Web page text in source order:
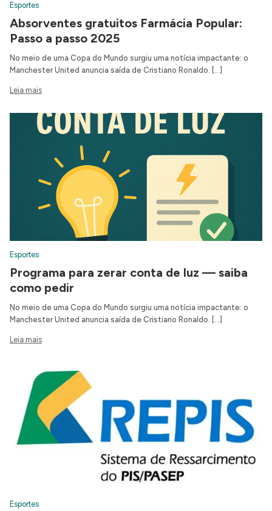
Esportes
Absorventes gratuitos Farmácia Popular:
Passo a passo 2025
No meio de uma Copa do Mundo surgiu uma notícia impactante: o
Manchester United anuncia saída de Cristiano Ronaldo. […]
Leia mais
Esportes
Programa para zerar conta de luz — saiba
como pedir
No meio de uma Copa do Mundo surgiu uma notícia impactante: o
Manchester United anuncia saída de Cristiano Ronaldo. […]
Leia mais
Esportes